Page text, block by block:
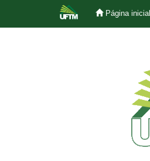
Página inicial